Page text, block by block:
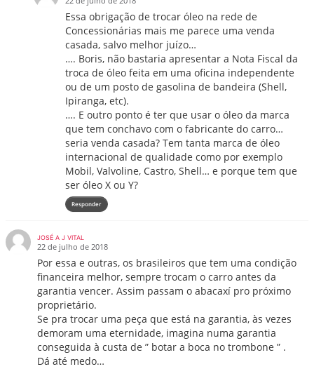
Essa obrigação de trocar óleo na rede de
Concessionárias mais me parece uma venda
casada, salvo melhor juízo…
…. Boris, não bastaria apresentar a Nota Fiscal da
troca de óleo feita em uma oficina independente
ou de um posto de gasolina de bandeira (Shell,
Ipiranga, etc).
…. E outro ponto é ter que usar o óleo da marca
que tem conchavo com o fabricante do carro…
seria venda casada? Tem tanta marca de óleo
internacional de qualidade como por exemplo
Mobil, Valvoline, Castro, Shell… e porque tem que
ser óleo X ou Y?
Responder
JOSÉ A J VITAL
22 de julho de 2018
Por essa e outras, os brasileiros que tem uma condição
financeira melhor, sempre trocam o carro antes da
garantia vencer. Assim passam o abacaxí pro próximo
proprietário.
Se pra trocar uma peça que está na garantia, às vezes
demoram uma eternidade, imagina numa garantia
conseguida à custa de ” botar a boca no trombone ” .
Dá até medo…